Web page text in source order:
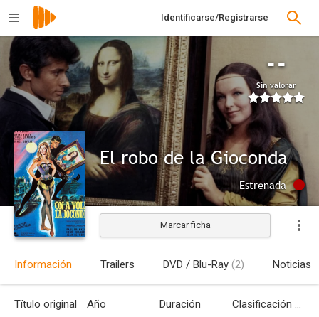
Identificarse/Registrarse
--
Sin valorar
El robo de la Gioconda
Estrenada
Marcar ficha
Información Trailers DVD / Blu-Ray (2) Noticias
Título original Año Duración Clasificación por edades